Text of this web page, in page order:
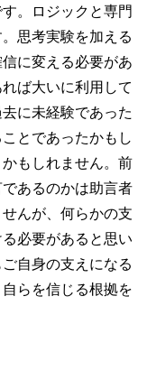
。ロジックと専門
思考実験を加える
に変える必要があ
ば大いに利用して
に未経験であった
とであったかもし
もしれません。前
あるのかは助言者
んが、何らかの支
必要があると思い
自身の支えになる
らを信じる根拠を